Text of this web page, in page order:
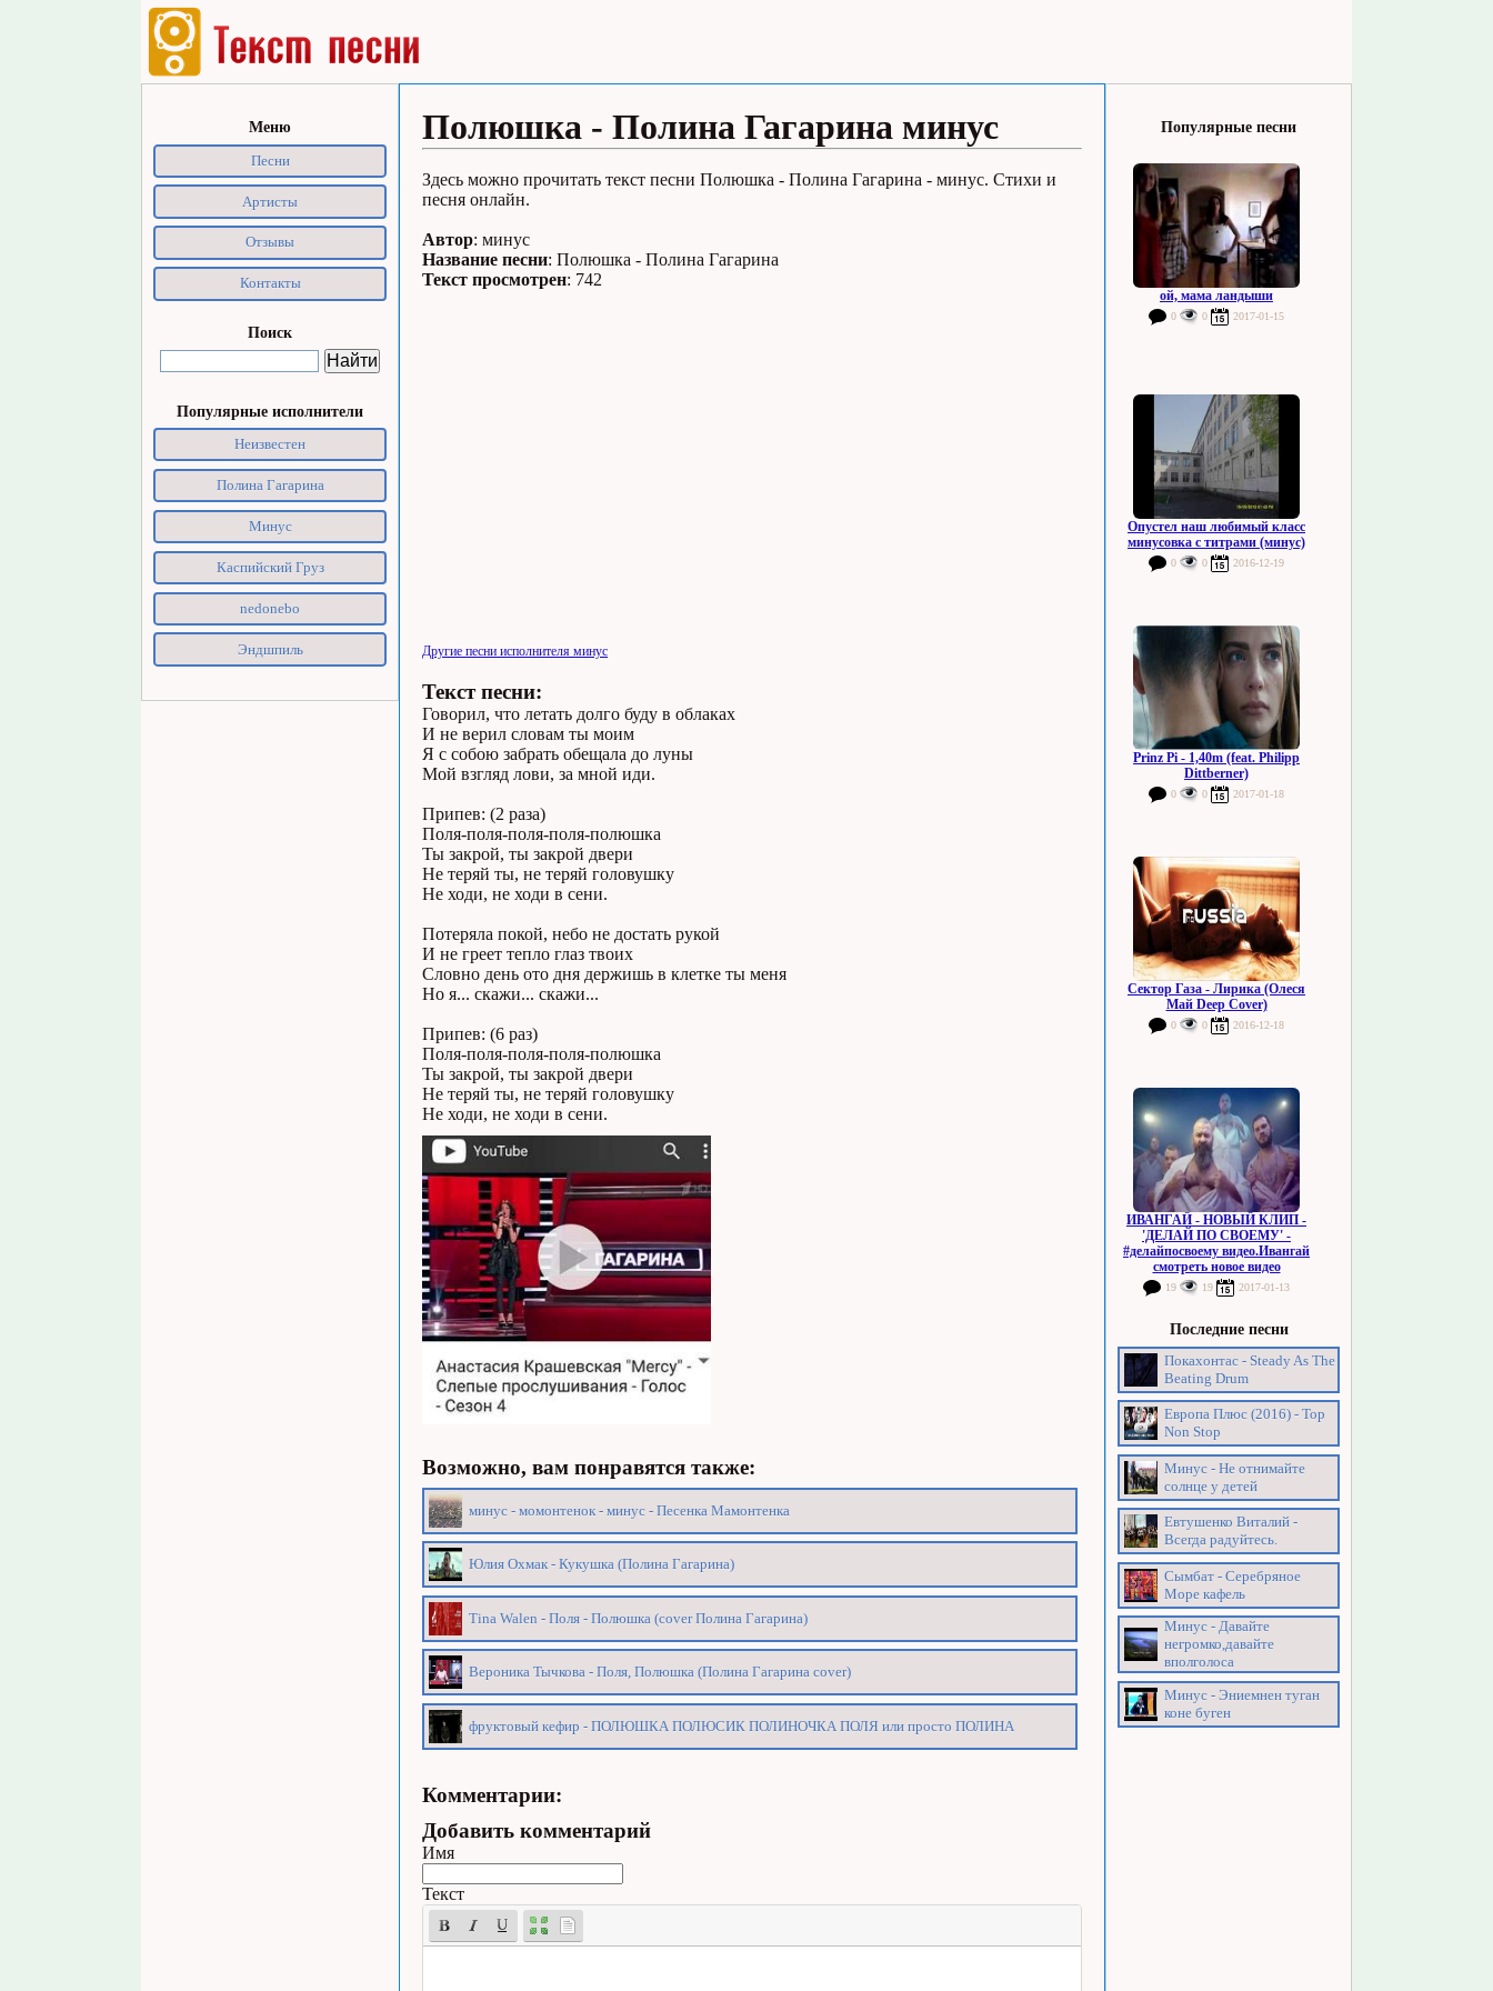
Меню
Песни
Артисты
Отзывы
Контакты
Поиск
Популярные исполнители
Неизвестен
Полина Гагарина
Минус
Каспийский Груз
nedonebo
Эндшпиль
Полюшка - Полина Гагарина минус
Здесь можно прочитать текст песни Полюшка - Полина Гагарина - минус. Стихи и
песня онлайн.
Автор: минус
Название песни: Полюшка - Полина Гагарина
Текст просмотрен: 742
Другие песни исполнителя минус
Текст песни:
Говорил, что летать долго буду в облаках
И не верил словам ты моим
Я с собою забрать обещала до луны
Мой взгляд лови, за мной иди.
Припев: (2 раза)
Поля-поля-поля-поля-полюшка
Ты закрой, ты закрой двери
Не теряй ты, не теряй головушку
Не ходи, не ходи в сени.
Потеряла покой, небо не достать рукой
И не греет тепло глаз твоих
Словно день ото дня держишь в клетке ты меня
Но я... скажи... скажи...
Припев: (6 раз)
Поля-поля-поля-поля-полюшка
Ты закрой, ты закрой двери
Не теряй ты, не теряй головушку
Не ходи, не ходи в сени.
Возможно, вам понравятся также:
минус - момонтенок - минус - Песенка Мамонтенка
Юлия Охмак - Кукушка (Полина Гагарина)
Tina Walen - Поля - Полюшка (cover Полина Гагарина)
Вероника Тычкова - Поля, Полюшка (Полина Гагарина cover)
фруктовый кефир - ПОЛЮШКА ПОЛЮСИК ПОЛИНОЧКА ПОЛЯ или просто ПОЛИНА
Комментарии:
Добавить комментарий
Имя
Текст
Популярные песни
ой, мама ландыши
0 0 2017-01-15
Опустел наш любимый класс
минусовка с титрами (минус)
0 0 2016-12-19
Prinz Pi - 1,40m (feat. Philipp
Dittberner)
0 0 2017-01-18
Сектор Газа - Лирика (Олеся
Май Deep Cover)
0 0 2016-12-18
ИВАНГАЙ - НОВЫЙ КЛИП -
'ДЕЛАЙ ПО СВОЕМУ' -
#делайпосвоему видео.Ивангай
смотреть новое видео
19 19 2017-01-13
Последние песни
Покахонтас - Steady As The
Beating Drum
Европа Плюс (2016) - Top
Non Stop
Минус - Не отнимайте
солнце у детей
Евтушенко Виталий -
Всегда радуйтесь.
Сымбат - Серебряное
Море кафель
Минус - Давайте
негромко,давайте
вполголоса
Минус - Эниемнен туган
коне буген